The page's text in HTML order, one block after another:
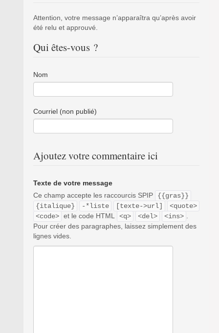
Attention, votre message n’apparaîtra qu’après avoir
été relu et approuvé.
Qui êtes-vous ?
Nom
Courriel (non publié)
Ajoutez votre commentaire ici
Texte de votre message
Ce champ accepte les raccourcis SPIP
{{gras}}
{italique}
-*liste [texte->url]
<quote>
<code> et le code HTML <q> <del> <ins>
Pour créer des paragraphes, laissez simplement des
lignes vides.